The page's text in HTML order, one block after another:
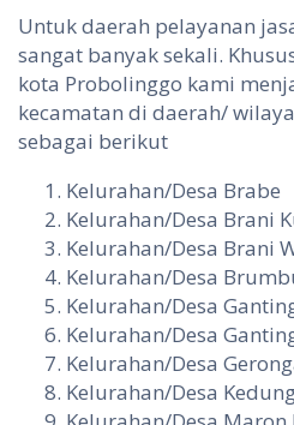
Untuk daerah pelayanan
sangat banyak sekali.
kota Probolinggo kami
kecamatan di daerah/
sebagai berikut
Kelurahan/Desa Brabe
Kelurahan/Desa Brani
Kelurahan/Desa Brani
Kelurahan/Desa
Kelurahan/Desa
Kelurahan/Desa
Kelurahan/Desa
Kelurahan/Desa